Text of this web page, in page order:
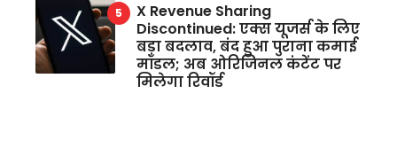
X Revenue Sharing
Discontinued: एक्स यूजर्स के लिए
बड़ा बदलाव, बंद हुआ पुराना कमाई
मॉडल; अब ओरिजिनल कंटेंट पर
मिलेगा रिवॉर्ड